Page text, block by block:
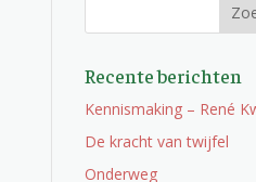
Recente berichten
Kennismaking – René
De kracht van twijfel
Onderweg